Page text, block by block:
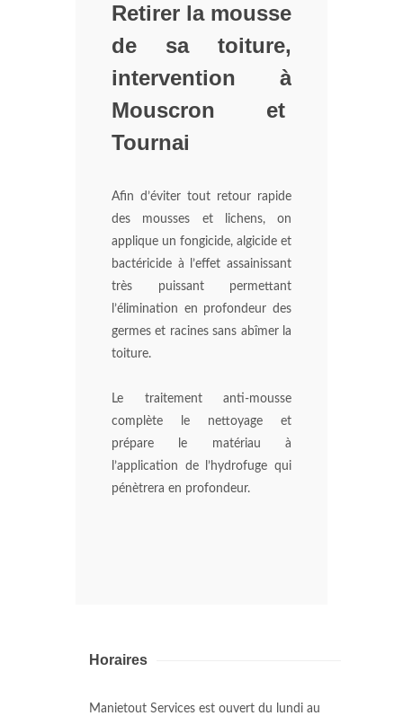
Retirer la mousse
de sa toiture,
intervention à
Mouscron et
Tournai
Afin d’éviter tout retour rapide
des mousses et lichens, on
applique un fongicide, algicide et
bactéricide à l’effet assainissant
très puissant permettant
l’élimination en profondeur des
germes et racines sans abîmer la
toiture.
Le traitement anti-mousse
complète le nettoyage et
prépare le matériau à
l’application de l’hydrofuge qui
pénètrera en profondeur.
Horaires
Manietout Services est ouvert du lundi au